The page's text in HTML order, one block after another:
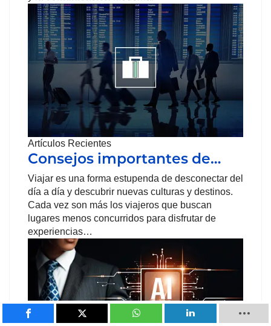
Artículos Recientes
Consejos importantes de…
Viajar es una forma estupenda de desconectar del
día a día y descubrir nuevas culturas y destinos.
Cada vez son más los viajeros que buscan
lugares menos concurridos para disfrutar de
experiencias…